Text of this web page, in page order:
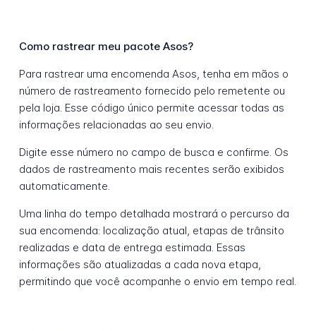
Como rastrear meu pacote Asos?
Para rastrear uma encomenda Asos, tenha em mãos o
número de rastreamento fornecido pelo remetente ou
pela loja. Esse código único permite acessar todas as
informações relacionadas ao seu envio.
Digite esse número no campo de busca e confirme. Os
dados de rastreamento mais recentes serão exibidos
automaticamente.
Uma linha do tempo detalhada mostrará o percurso da
sua encomenda: localização atual, etapas de trânsito
realizadas e data de entrega estimada. Essas
informações são atualizadas a cada nova etapa,
permitindo que você acompanhe o envio em tempo real.